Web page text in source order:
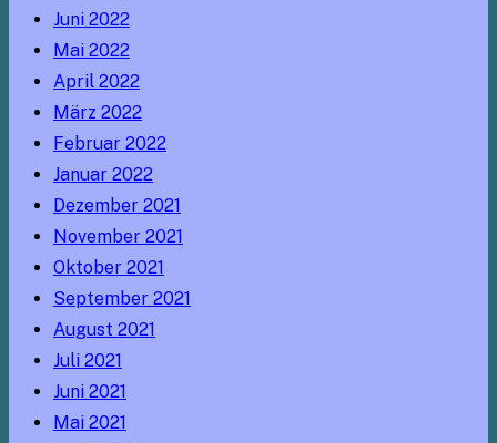
Juni 2022
Mai 2022
April 2022
März 2022
Februar 2022
Januar 2022
Dezember 2021
November 2021
Oktober 2021
September 2021
August 2021
Juli 2021
Juni 2021
Mai 2021